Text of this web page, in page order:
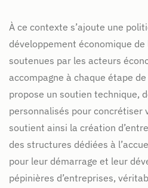
À ce contexte s’ajoute une
développement économique
soutenues par les acteurs
accompagne à chaque étape
propose un soutien technique,
personnalisés pour concrétiser
soutient ainsi la création
des structures dédiées à
pour leur démarrage et leur
pépinières d’entreprises,